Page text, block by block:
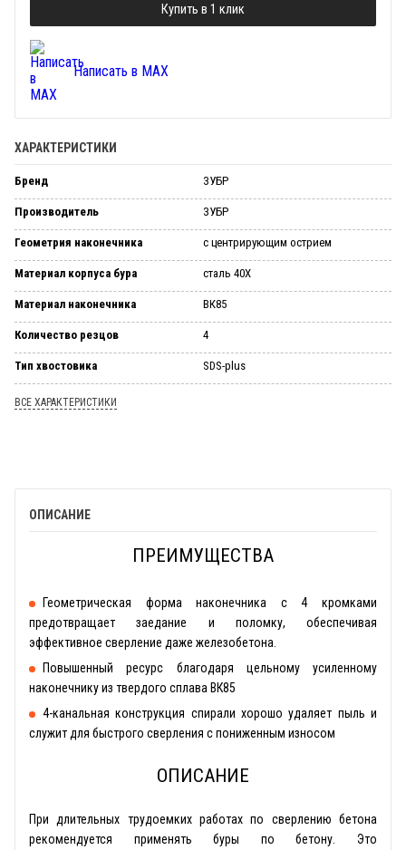
Купить в 1 клик
Написать в MAX
ХАРАКТЕРИСТИКИ
Бренд ЗУБР
Производитель ЗУБР
Геометрия наконечника с центрирующим острием
Материал корпуса бура сталь 40Х
Материал наконечника ВК85
Количество резцов 4
Тип хвостовика SDS-plus
ВСЕ ХАРАКТЕРИСТИКИ
ОПИСАНИЕ
ПРЕИМУЩЕСТВА
Геометрическая форма наконечника с 4 кромками
предотвращает заедание и поломку, обеспечивая
эффективное сверление даже железобетона.
Повышенный ресурс благодаря цельному усиленному
наконечнику из твердого сплава ВК85
4-канальная конструкция спирали хорошо удаляет пыль и
служит для быстрого сверления с пониженным износом
ОПИСАНИЕ
При длительных трудоемких работах по сверлению бетона
рекомендуется применять буры по бетону. Это